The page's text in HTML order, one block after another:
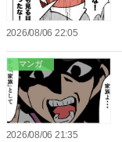
2026/08/06 22:05
マンガ
2026/08/06 21:35